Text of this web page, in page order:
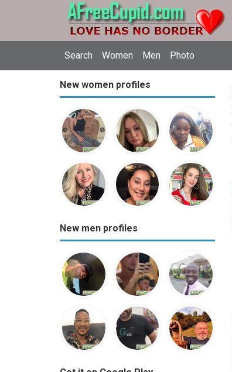
Search Women Men Photo
New women profiles
New men profiles